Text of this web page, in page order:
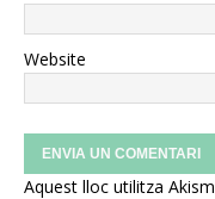
Website
Aquest lloc utilitza